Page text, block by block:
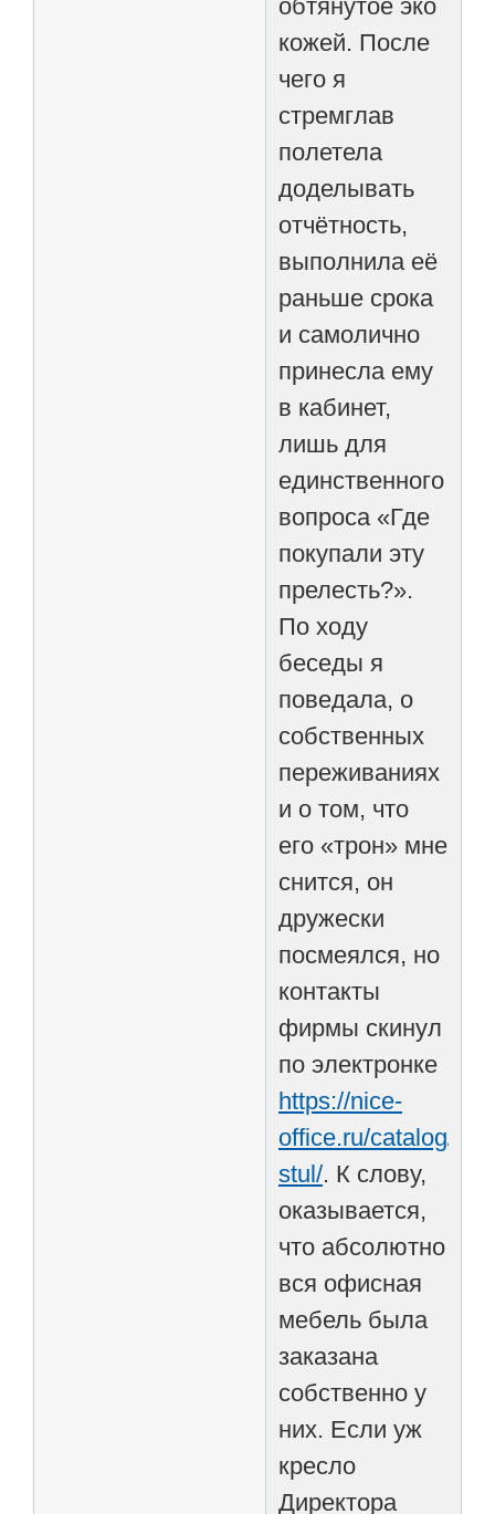
обтянутое эко
кожей. После
чего я
стремглав
полетела
доделывать
отчётность,
выполнила её
раньше срока
и самолично
принесла ему
в кабинет,
лишь для
единственного
вопроса «Где
покупали эту
прелесть?».
По ходу
беседы я
поведала, о
собственных
переживаниях
и о том, что
его «трон» мне
снится, он
дружески
посмеялся, но
контакты
фирмы скинул
по электронке
https://nice-
office.ru/catalog/
stul/. К слову,
оказывается,
что абсолютно
вся офисная
мебель была
заказана
собственно у
них. Если уж
кресло
Директора